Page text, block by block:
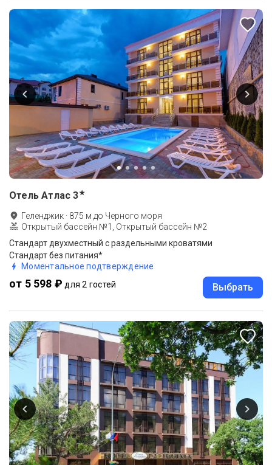
Отель Атлас 3★
Геленджик · 875 м до Черного моря
Открытый бассейн №1, Открытый бассейн №2
Стандарт двухместный с раздельными кроватями
Стандарт без питания*
Моментальное подтверждение
от 5 598 ₽ для 2 гостей Выбрать